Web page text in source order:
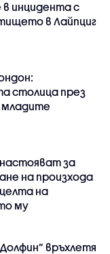
в инцидента с
в Лайпциг
столица през
младите
за
на произхода
на
му
връхлетя